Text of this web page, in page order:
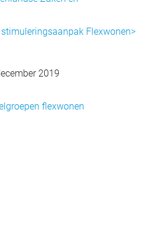
Flexwonen>
2019
flexwonen